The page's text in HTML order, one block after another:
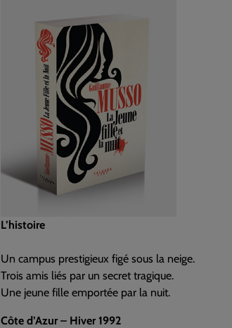
L’histoire
Un campus prestigieux figé sous la neige.
Trois amis liés par un secret tragique.
Une jeune fille emportée par la nuit.
Côte d’Azur – Hiver 1992